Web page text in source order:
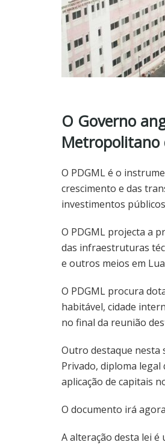
O Governo
Metropolitano
O PDGML é o
crescimento e das
investimentos
O PDGML projecta a
das infraestruturas
e outros meios em
O PDGML procura
habitável, cidade
no final da reunião
Outro destaque nesta
Privado, diploma
aplicação de capitais
O documento irá
A alteração desta lei